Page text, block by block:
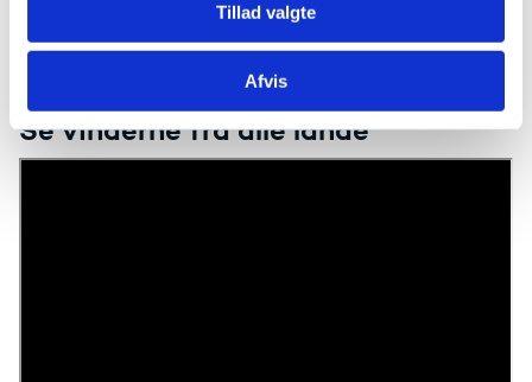
Tillad valgte
Afvis
Tilmeld dig Nyhedsbrevet Udsyn
Se vinderne fra alle lande